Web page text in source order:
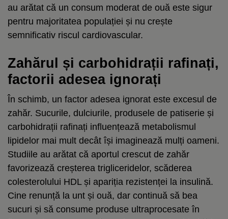
au arătat că un consum moderat de ouă este sigur
pentru majoritatea populației și nu crește
semnificativ riscul cardiovascular.
Zahărul și carbohidrații rafinați,
factorii adesea ignorați
În schimb, un factor adesea ignorat este excesul de
zahăr. Sucurile, dulciurile, produsele de patiserie și
carbohidrații rafinați influențează metabolismul
lipidelor mai mult decât își imaginează mulți oameni.
Studiile au arătat că aportul crescut de zahăr
favorizează creșterea trigliceridelor, scăderea
colesterolului HDL și apariția rezistenței la insulină.
Cine renunță la unt și ouă, dar continuă să bea
sucuri și să consume produse ultraprocesate în